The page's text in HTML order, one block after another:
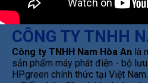
CÔNG TY TNHH
Công ty TNHH Nam Hòa An là
sản phẩm máy phát điện - bộ
HPgreen chính thức tại Việt Nam.